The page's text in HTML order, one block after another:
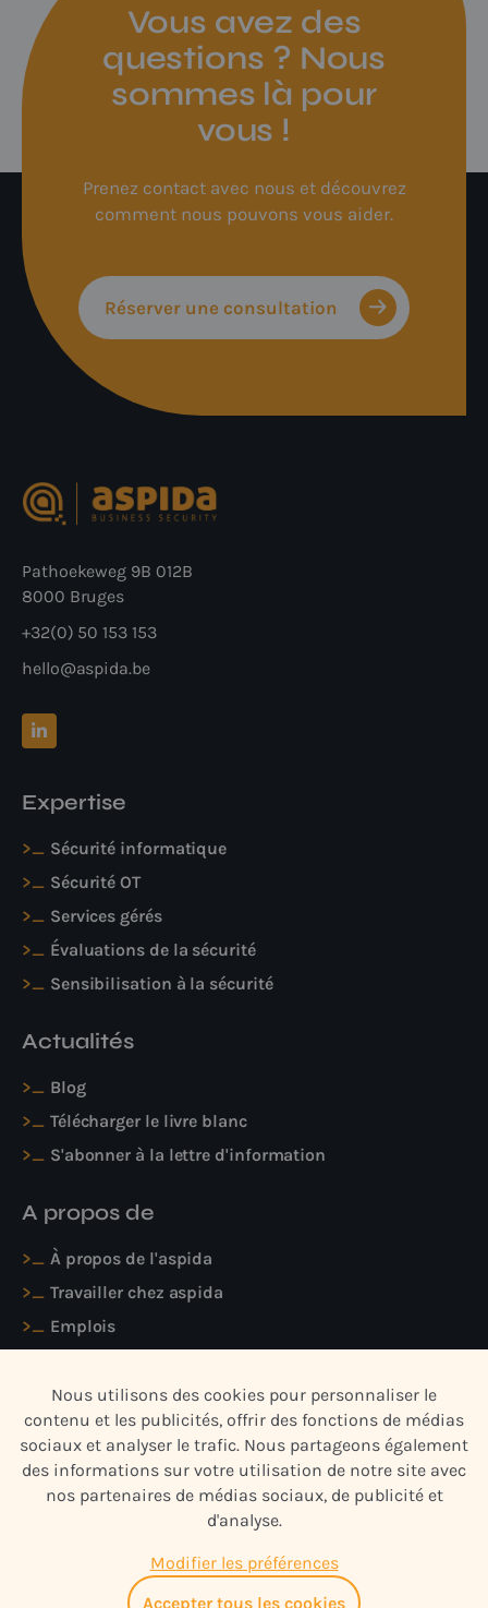
Vous avez des
questions ? Nous
sommes là pour
vous !
Prenez contact avec nous et découvrez
comment nous pouvons vous aider.
Réserver une consultation
Pathoekeweg 9B 012B
8000 Bruges
+32(0) 50 153 153
hello@aspida.be
Expertise
Sécurité informatique
Sécurité OT
Services gérés
Évaluations de la sécurité
Sensibilisation à la sécurité
Actualités
Blog
Télécharger le livre blanc
S'abonner à la lettre d'information
A propos de
À propos de l'aspida
Travailler chez aspida
Emplois
Politique de confidentialité
Site web de Yools
Nous utilisons des cookies pour personnaliser le
contenu et les publicités, offrir des fonctions de médias
sociaux et analyser le trafic. Nous partageons également
des informations sur votre utilisation de notre site avec
nos partenaires de médias sociaux, de publicité et
d'analyse.
Modifier les préférences
Accepter tous les cookies